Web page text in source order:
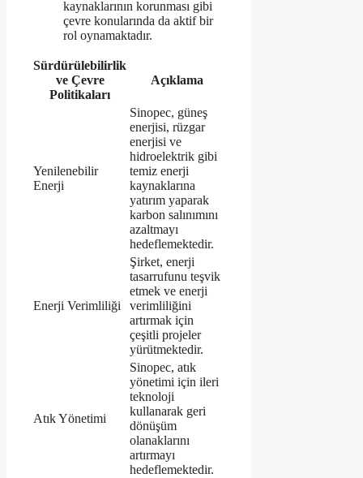
kaynaklarının korunması gibi
çevre konularında da aktif bir
rol oynamaktadır.
Sürdürülebilirlik
ve Çevre
Politikaları
Açıklama
Yenilenebilir
Enerji
Sinopec, güneş
enerjisi, rüzgar
enerjisi ve
hidroelektrik gibi
temiz enerji
kaynaklarına
yatırım yaparak
karbon salınımını
azaltmayı
hedeflemektedir.
Enerji Verimliliği
Şirket, enerji
tasarrufunu teşvik
etmek ve enerji
verimliliğini
artırmak için
çeşitli projeler
yürütmektedir.
Atık Yönetimi
Sinopec, atık
yönetimi için ileri
teknoloji
kullanarak geri
dönüşüm
olanaklarını
artırmayı
hedeflemektedir.